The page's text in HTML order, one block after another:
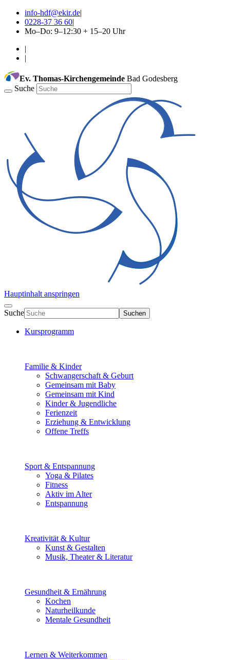
info-hdf@ekir.de|
0228-37 36 60|
Mo–Do: 9–12:30 + 15–20 Uhr
|
|
Ev. Thomas-Kirchengemeinde Bad Godesberg
Suche
Hauptinhalt anspringen
Suche Suchen
Kursprogramm
Familie & Kinder
Schwangerschaft & Geburt
Gemeinsam mit Baby
Gemeinsam mit Kind
Kinder & Jugendliche
Ferienzeit
Erziehung & Entwicklung
Offene Treffs
Sport & Entspannung
Yoga & Pilates
Fitness
Aktiv im Alter
Entspannung
Kreativität & Kultur
Kunst & Gestalten
Musik, Theater & Literatur
Gesundheit & Ernährung
Kochen
Naturheilkunde
Mentale Gesundheit
Lernen & Weiterkommen